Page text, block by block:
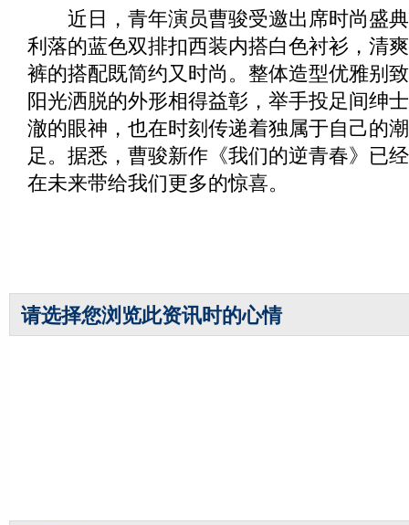
近日，青年演员曹骏受邀出席时尚盛典
利落的蓝色双排扣西装内搭白色衬衫，清
裤的搭配既简约又时尚。整体造型优雅别
阳光洒脱的外形相得益彰，举手投足间绅
澈的眼神，也在时刻传递着独属于自己的
足。据悉，曹骏新作《我们的逆青春》已
在未来带给我们更多的惊喜。
请选择您浏览此资讯时的心情